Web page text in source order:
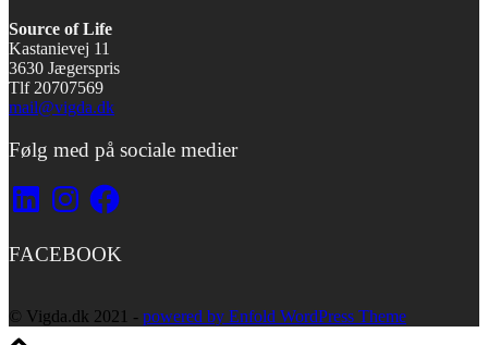
Source of Life
Kastanievej 11
3630 Jægerspris
Tlf 20707569
mail@vigda.dk
Følg med på sociale medier
LinkedInInstagramFacebook
FACEBOOK
© Vigda.dk 2021 - powered by Enfold WordPress Theme